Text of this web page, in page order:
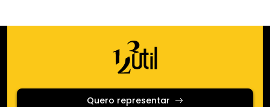
Quero representar